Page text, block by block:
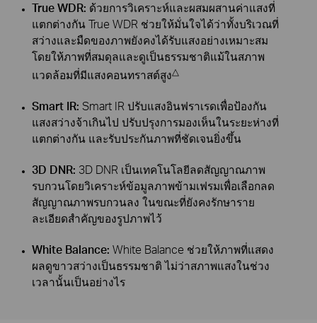
True WDR: ด้วยการวิเคราะห์และผสมผสานค่าแสงที่
แตกต่างกัน True WDR ช่วยให้มั่นใจได้ว่าทั้งบริเวณที่
สว่างและมืดของภาพยังคงได้รับแสงอย่างเหมาะสม
โดยให้ภาพที่สมดุลและดูเป็นธรรมชาติแม้ในสภาพ
แวดล้อมที่มีแสงคอนทราสต์สูง△
Smart IR: Smart IR ปรับแสงอินฟราเรดเพื่อป้องกัน
แสงสว่างจ้าเกินไป ปรับปรุงการมองเห็นในระยะห่างที่
แตกต่างกัน และรับประกันภาพที่ชัดเจนยิ่งขึ้น
3D DNR: 3D DNR เป็นเทคโนโลยีลดสัญญาณภาพ
รบกวนโดยวิเคราะห์ข้อมูลภาพข้ามเฟรมเพื่อเลือกลด
สัญญาณภาพรบกวนลง ในขณะที่ยังคงรักษาราย
ละเอียดสำคัญของรูปภาพไว้
White Balance: White Balance ช่วยให้ภาพที่แสดง
ผลดูขาวสว่างเป็นธรรมชาติ ไม่ว่าสภาพแสงในช่วง
เวลานั้นเป็นอย่างไร